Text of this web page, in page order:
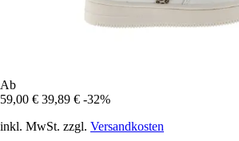
Ab
59,00 € 39,89 € -32%
inkl. MwSt. zzgl. Versandkosten